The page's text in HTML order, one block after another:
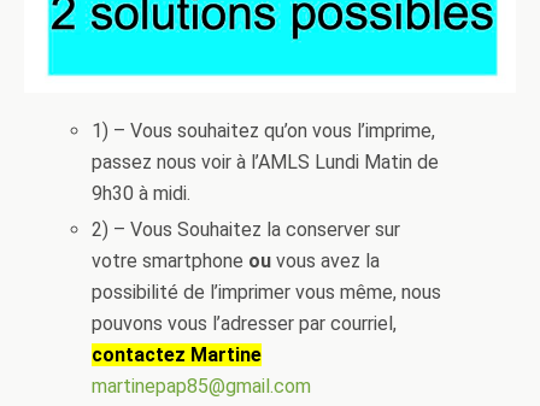
1) – Vous souhaitez qu’on vous l’imprime,
passez nous voir à l’AMLS Lundi Matin de
9h30 à midi.
2) – Vous Souhaitez la conserver sur
votre smartphone ouvous avez la
possibilité de l’imprimer vous même, nous
pouvons vous l’adresser par courriel,
contactez Martine
martinepap85@gmail.com